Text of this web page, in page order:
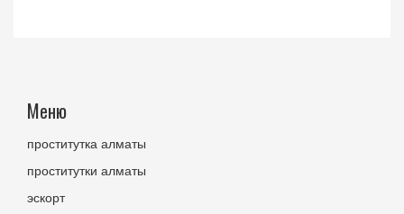
Меню
проститутка алматы
проститутки алматы
эскорт